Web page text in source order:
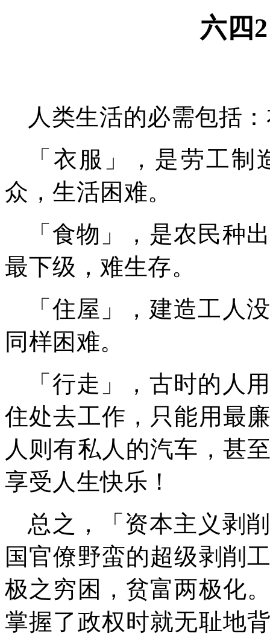
六四
人类生活的必需包括
「衣服」，是劳工
众，生活困难。
「食物」，是农民种
最下级，难生存。
「住屋」，建造工人
同样困难。
「行走」，古时的人
住处去工作，只能用最
人则有私人的汽车，甚
享受人生快乐！
总之，「资本主义剥
国官僚野蛮的超级剥削
极之穷困，贫富两极化
掌握了政权时就无耻地